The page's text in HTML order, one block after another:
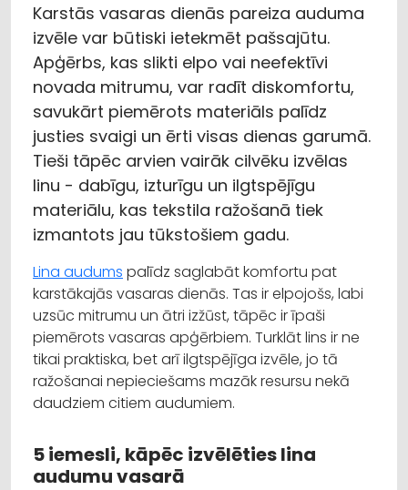
Karstās vasaras dienās pareiza auduma
izvēle var būtiski ietekmēt pašsajūtu.
Apģērbs, kas slikti elpo vai neefektīvi
novada mitrumu, var radīt diskomfortu,
savukārt piemērots materiāls palīdz
justies svaigi un ērti visas dienas garumā.
Tieši tāpēc arvien vairāk cilvēku izvēlas
linu - dabīgu, izturīgu un ilgtspējīgu
materiālu, kas tekstila ražošanā tiek
izmantots jau tūkstošiem gadu.
Lina audums palīdz saglabāt komfortu pat
karstākajās vasaras dienās. Tas ir elpojošs, labi
uzsūc mitrumu un ātri izžūst, tāpēc ir īpaši
piemērots vasaras apģērbiem. Turklāt lins ir ne
tikai praktiska, bet arī ilgtspējīga izvēle, jo tā
ražošanai nepieciešams mazāk resursu nekā
daudziem citiem audumiem.
5 iemesli, kāpēc izvēlēties lina
audumu vasarā